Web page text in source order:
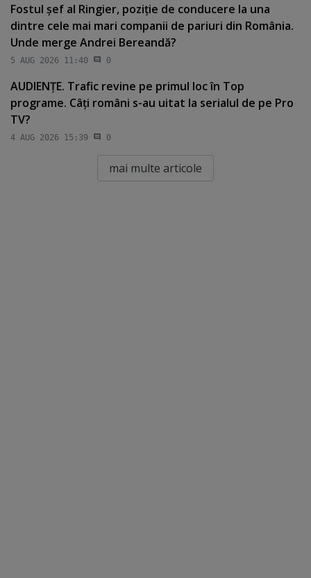
Fostul şef al Ringier, poziţie de conducere la una
dintre cele mai mari companii de pariuri din România.
Unde merge Andrei Bereandă?
5 AUG 2026 11:40 0
AUDIENŢE. Trafic revine pe primul loc în Top
programe. Câţi români s-au uitat la serialul de pe Pro
TV?
4 AUG 2026 15:39 0
mai multe articole